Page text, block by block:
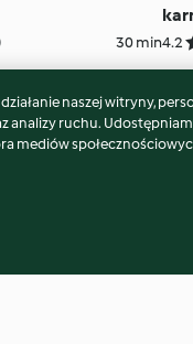
30 min4.2
naszej witryny,
analizy ruchu.
mediów